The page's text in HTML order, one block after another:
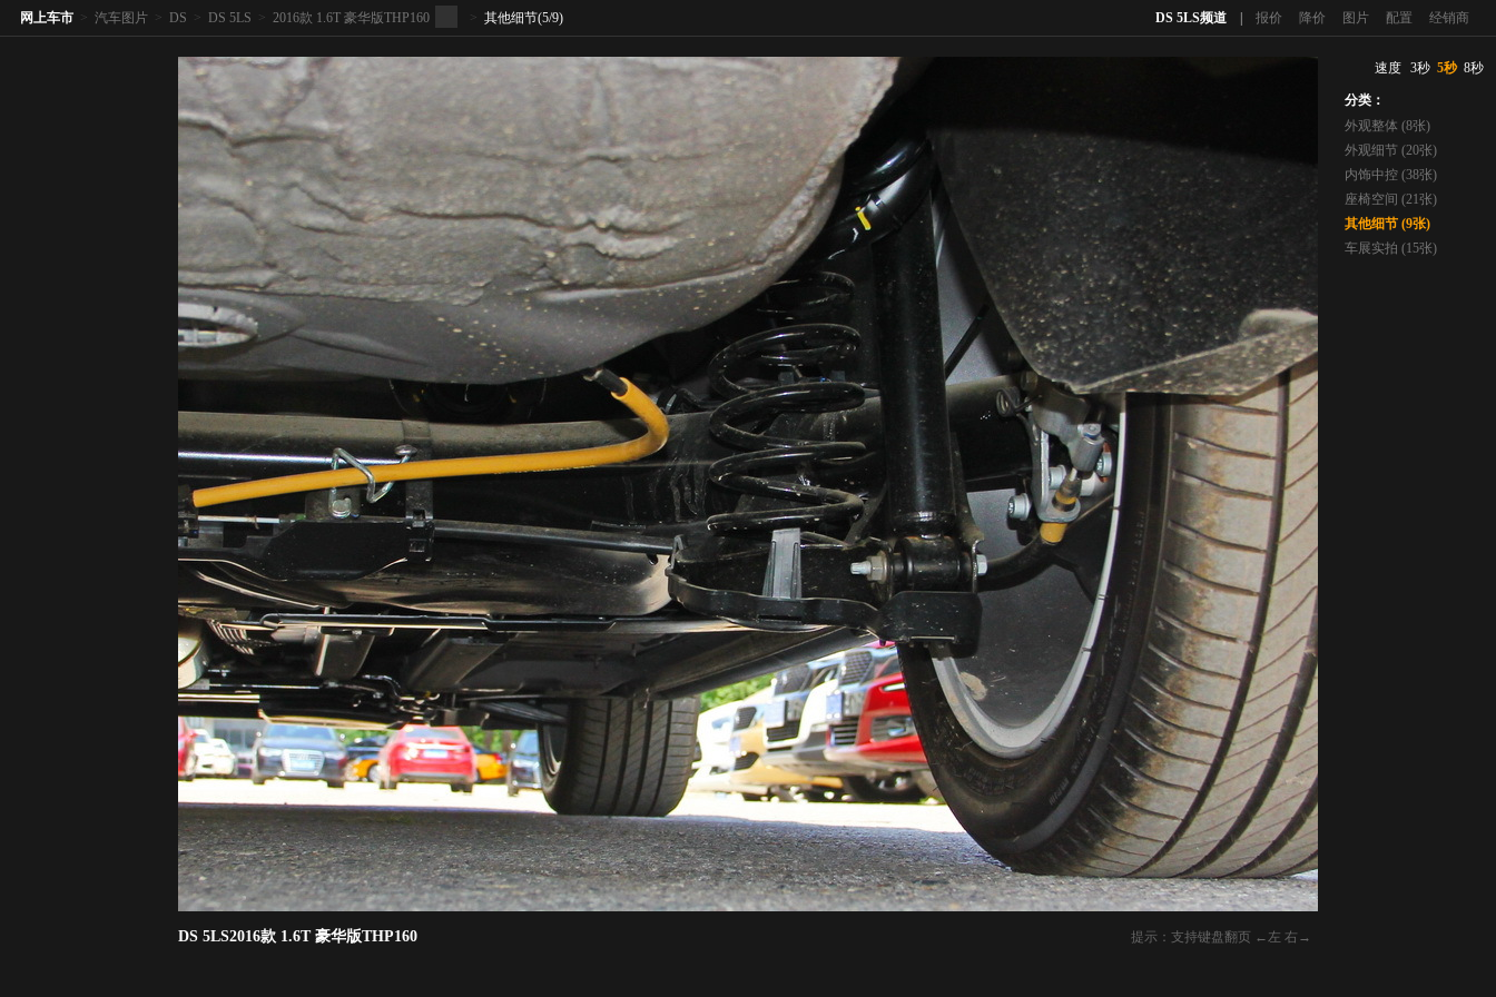
DS 5LS频道 报价 降价 图片 配置 经销商
网上车市 > 汽车图片 > DS > DS 5LS > 2016款 1.6T 豪华版THP160 > 其他细节(5/9)
提示：支持键盘翻页 ←左 右→
DS 5LS2016款 1.6T 豪华版THP160
速度 3秒 5秒 8秒
分类：
外观整体 (8张)
外观细节 (20张)
内饰中控 (38张)
座椅空间 (21张)
其他细节 (9张)
车展实拍 (15张)